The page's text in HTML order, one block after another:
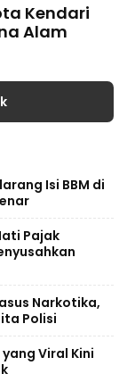
Kendari
Alam
Isi BBM di
Pajak
Narkotika,
Polisi
Viral Kini